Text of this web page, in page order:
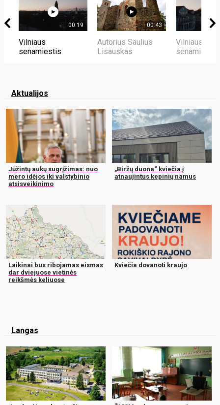
00:19
Vilniaus
senamiestis
00:43
Autorius Saulius
Lisauskas
Vilniaus
senamiestis
Aktualijos
Jūžintų aukų sugrįžimas: nuo
mero idėjos iki valstybinio
atsisveikinimo
„Biržų duona“ kviečia į
atnaujintus kepinių namus
Laikinai bus ribojamas eismas
dar dviejuose vietinės
reikšmės keliuose
Kviečia dovanoti kraujo
Langas